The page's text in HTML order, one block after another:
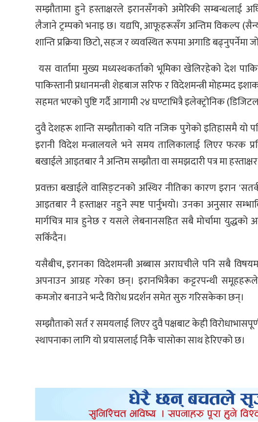
सम्झौतामा हुने हस्ताक्षरले इरानसँगको अमेरिकी सम्बन्धलाई
लैजाने ट्रम्पको भनाइ छ। यद्यपि, आफूहरूसँग अन्तिम विकल्प
शान्ति प्रक्रिया छिटो, सहज र व्यवस्थित रूपमा अगाडि बढ्नुपर्नेमा
यस वार्तामा मुख्य मध्यस्थकर्ताको भूमिका खेलिरहेको देश
पाकिस्तानी प्रधानमन्त्री शेहबाज सरिफ र विदेशमन्त्री मोहम्मद
सहमत भएको पुष्टि गर्दै आगामी २४ घण्टाभित्रै इलेक्ट्रोनिक
दुवै देशहरू शान्ति सम्झौताको यति नजिक पुगेको इतिहासमै यो
इरानी विदेश मन्त्रालयले भने समय तालिकालाई लिएर फरक
बखाईले आइतबार नै अन्तिम सम्झौता वा समझदारी पत्र मा
प्रवक्ता बखाईले वासिङ्टनको अस्थिर नीतिका कारण इरान
आइतबार नै हस्ताक्षर नहुने स्पष्ट पार्नुभयो। उनका अनुसार
मार्गचित्र मात्र हुनेछ र यसले लेबनानसहित सबै मोर्चामा
सकिँदैन।
यसैबीच, इरानका विदेशमन्त्री अब्बास अराघचीले पनि सबै
अपनाउन आग्रह गरेका छन्। इरानभित्रैका कट्टरपन्थी
कमजोर बनाउने भन्दै विरोध प्रदर्शन समेत सुरु गरिसकेका छन्।
सम्झौताको सर्त र समयलाई लिएर दुवै पक्षबाट केही
स्थापनाका लागि यो प्रयासलाई निकै चासोका साथ हेरिएको छ।